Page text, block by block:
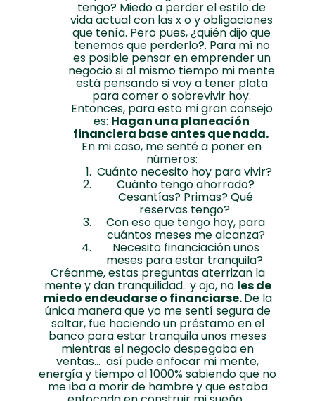
tengo? Miedo a perder el estilo de
vida actual con las x o y obligaciones
que tenía. Pero pues, ¿quién dijo que
tenemos que perderlo?. Para mí no
es posible pensar en emprender un
negocio si al mismo tiempo mi mente
está pensando si voy a tener plata
para comer o sobrevivir hoy.
Entonces, para esto mi gran consejo
es: Hagan una planeación
financiera base antes que nada.
En mi caso, me senté a poner en
números:
Cuánto necesito hoy para vivir?
Cuánto tengo ahorrado?
Cesantías? Primas? Qué
reservas tengo?
Con eso que tengo hoy, para
cuántos meses me alcanza?
Necesito financiación unos
meses para estar tranquila?
Créanme, estas preguntas aterrizan la
mente y dan tranquilidad.. y ojo, no les de
miedo endeudarse o financiarse.De la
única manera que yo me sentí segura de
saltar, fue haciendo un préstamo en el
banco para estar tranquila unos meses
mientras el negocio despegaba en
ventas… así pude enfocar mi mente,
energía y tiempo al 1000% sabiendo que no
me iba a morir de hambre y que estaba